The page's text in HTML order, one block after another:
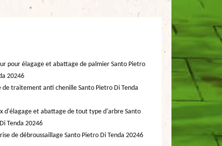
pour élagage et abattage de palmier Santo Pietro
20246
de traitement anti chenille Santo Pietro Di Tenda
d'élagage et abattage de tout type d'arbre Santo
Tenda 20246
de débroussaillage Santo Pietro Di Tenda 20246